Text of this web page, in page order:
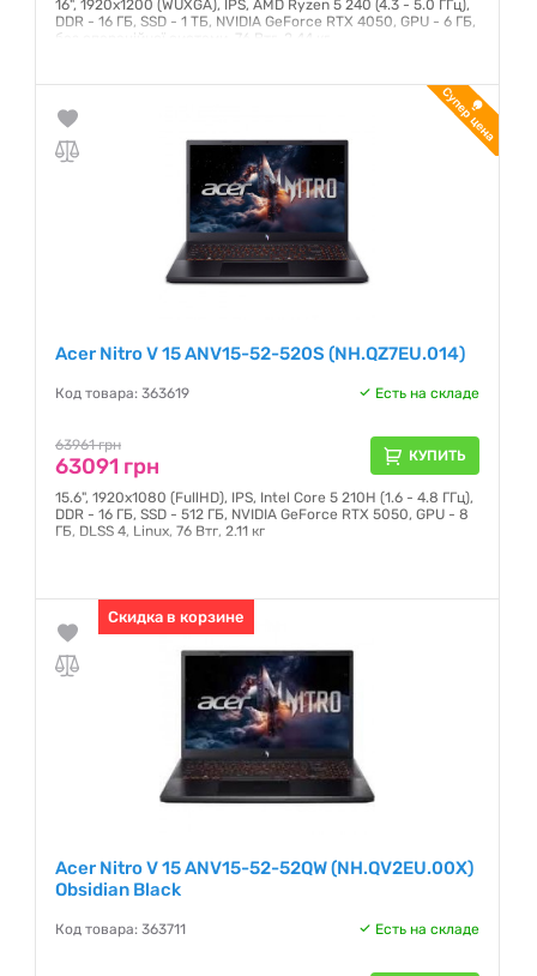
16", 1920x1200 (WUXGA), IPS, AMD Ryzen 5 240 (4.3 - 5.0 ГГц),
DDR - 16 ГБ, SSD - 1 ТБ, NVIDIA GeForce RTX 4050, GPU - 6 ГБ,
без операційної системи, 76 Втг, 2.44 кг
Acer Nitro V 15 ANV15-52-520S (NH.QZ7EU.014)
Код товара: 363619 Есть на складе
63961 грн
63091 грн КУПИТЬ
15.6", 1920х1080 (FullHD), IPS, Intel Core 5 210H (1.6 - 4.8 ГГц),
DDR - 16 ГБ, SSD - 512 ГБ, NVIDIA GeForce RTX 5050, GPU - 8
ГБ, DLSS 4, Linux, 76 Втг, 2.11 кг
Скидка в корзине
Acer Nitro V 15 ANV15-52-52QW (NH.QV2EU.00X)
Obsidian Black
Код товара: 363711 Есть на складе